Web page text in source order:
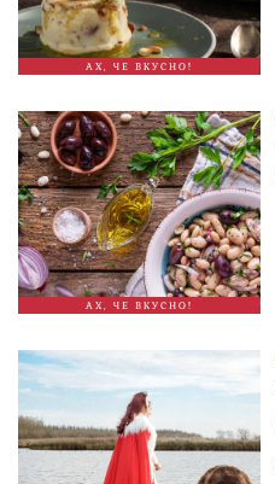
АХ, ЧЕ ВКУСНО!
АХ, ЧЕ ВКУСНО!